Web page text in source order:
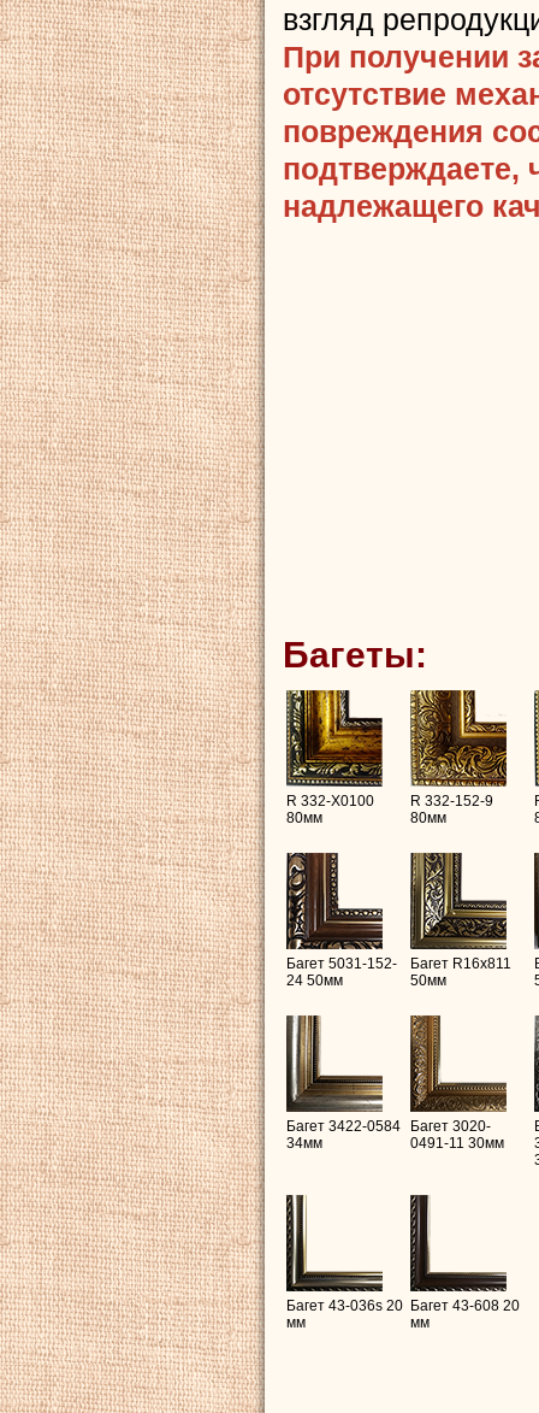
взгляд
При получении
отсутствие
повреждения
подтверждаете,
надлежащего
Багеты:
R 332-X0100
80мм
R 332-152-9
80мм
Багет 5031-152-
24 50мм
Багет R16х811
50мм
Багет 3422-0584
34мм
Багет 3020-
0491-11 30мм
Багет 43-036s 20
мм
Багет 43-608 20
мм